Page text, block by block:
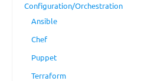
Configuration/Orchestration
Ansible
Chef
Puppet
Terraform